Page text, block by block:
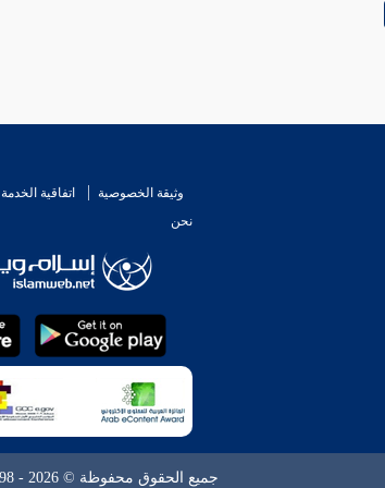
وثيقة الخصوصية اتفاقية الخدمة
نحن
جميع الحقوق محفوظة © 2026 - 1998 لشبكة إسلام ويب